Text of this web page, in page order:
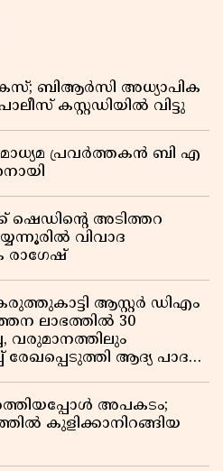
ബിആർസി അധ്യാപിക
കസ്റ്റഡിയിൽ വിട്ടു
മാധ്യമ പ്രവർത്തകൻ ബി എ
ഷെഡിൻ്റെ അടിത്തറ
വിവാദ
രാഗേഷ്
ആസ്റ്റർ ഡിഎം
ലാഭത്തിൽ 30
വരുമാനത്തിലും
രേഖപ്പെടുത്തി ആദ്യ പാദ
അപകടം;
കുളിക്കാനിറങ്ങിയ